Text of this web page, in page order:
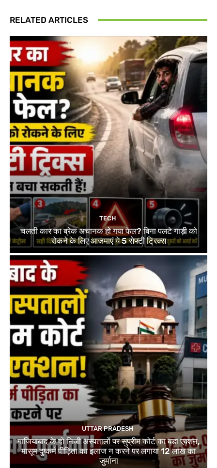
RELATED ARTICLES
TECH
चलती कार का ब्रेक अचानक हो गया फेल? बिना पलटे गाड़ी को
रोकने के लिए आजमाएं ये 5 सेफ्टी ट्रिक्स
UTTAR PRADESH
गाजियाबाद के दो निजी अस्पतालों पर सुप्रीम कोर्ट का बड़ा एक्शन,
मासूम दुष्कर्म पीड़िता का इलाज न करने पर लगाया 12 लाख का
जुर्माना